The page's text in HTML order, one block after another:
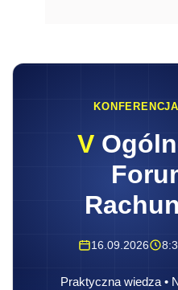
V
16.09.2026
Praktyczna wiedza •